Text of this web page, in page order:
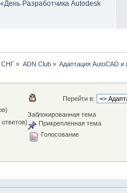
Разработчика Autodesk
СНГ » ADN Club» Адаптация AutoCAD и
Перейти в:
Заблокированная тема
Прикрепленная тема
Голосование